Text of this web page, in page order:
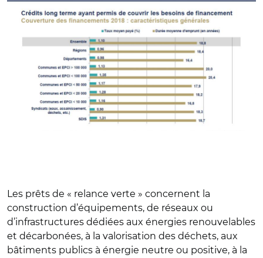
Les prêts de « relance verte » concernent la
construction d’équipements, de réseaux ou
d’infrastructures dédiées aux énergies renouvelables
et décarbonées, à la valorisation des déchets, aux
bâtiments publics à énergie neutre ou positive, à la